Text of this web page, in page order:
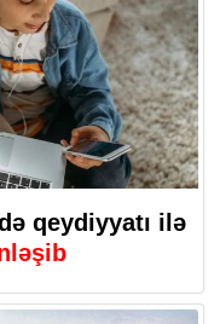
qeydiyyatı ilə